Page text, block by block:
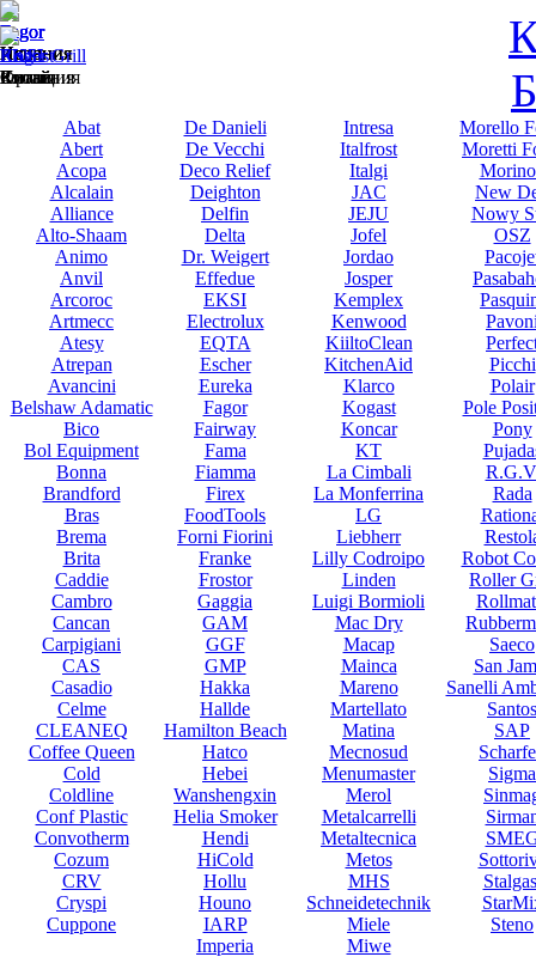
Abat
Abert
Acopa
Alcalain
Alliance
Alto-Shaam
Animo
Anvil
Arcoroc
Artmecc
Atesy
Atrepan
Avancini
Belshaw Adamatic
Bico
Bol Equipment
Bonna
Brandford
Bras
Brema
Brita
Caddie
Cambro
Cancan
Carpigiani
CAS
Casadio
Celme
CLEANEQ
Coffee Queen
Cold
Coldline
Conf Plastic
Convotherm
Cozum
CRV
Cryspi
Cuppone
De Danieli
De Vecchi
Deco Relief
Deighton
Delfin
Delta
Dr. Weigert
Effedue
EKSI
Electrolux
EQTA
Escher
Eureka
Fagor
Fairway
Fama
Fiamma
Firex
FoodTools
Forni Fiorini
Franke
Frostor
Gaggia
GAM
GGF
GMP
Hakka
Hallde
Hamilton Beach
Hatco
Hebei
Wanshengxin
Helia Smoker
Hendi
HiCold
Hollu
Houno
IARP
Imperia
Intresa
Italfrost
Italgi
JAC
JEJU
Jofel
Jordao
Josper
Kemplex
Kenwood
KiiltoClean
KitchenAid
Klarco
Kogast
Koncar
KT
La Cimbali
La Monferrina
LG
Liebherr
Lilly Codroipo
Linden
Luigi Bormioli
Mac Dry
Macap
Mainca
Mareno
Martellato
Matina
Mecnosud
Menumaster
Merol
Metalcarrelli
Metaltecnica
Metos
MHS
Schneidetechnik
Miele
Miwe
Morello
Moretti
New
Nowy
OSZ
Picchi
Polair
Pole
Pony
Rada
Robot
Roller
Saeco
San
Sanelli
Santos
SAP
Sigma
Steno
Abat
Россия
EKSI
Китай
EKSI
Китай
EKSI
Китай
EKSI
Китай
Fagor
Испания
Fagor
Испания
Fagor
Испания
Fagor
Испания
Kogast
Словения
Roller Grill
Франция